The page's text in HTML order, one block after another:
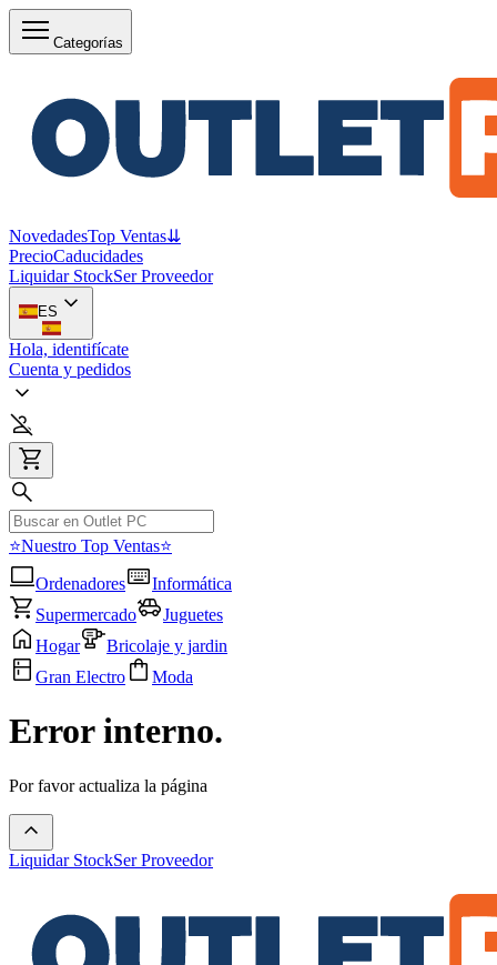
Categorías
NovedadesTop Ventas⇊
PrecioCaducidades
Liquidar StockSer Proveedor
ES
Hola, identifícate
Cuenta y pedidos
⭐Nuestro Top Ventas⭐
Ordenadores
Informática
Supermercado
Juguetes
Hogar
Bricolaje y jardin
Gran Electro
Moda
Error interno.
Por favor actualiza la página
Liquidar StockSer Proveedor